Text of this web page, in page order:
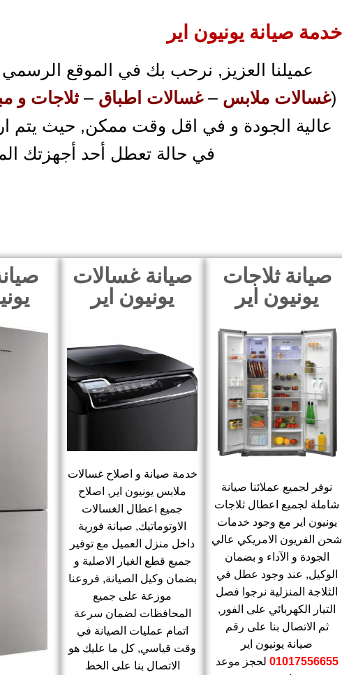
خدمة صيانة يونيون اير
عميلنا العزيز, نرحب بك في الموقع الرسمي
(غسالات ملابس –غسالات اطباق –ثلاجات و
في حالة تعطل أحد أجهزتك
صيانة ثلاجات
يونيون اير
نوفر لجميع عملائنا صيانة
شاملة لجميع اعطال ثلاجات
يونيون اير مع وجود خدمات
شحن الفريون الامريكي عالي
الجودة و الآداء و بضمان
الوكيل, عند وجود عطل في
الثلاجة المنزلية نرجوا فصل
التيار الكهربائي على الفور,
ثم الاتصال بنا على رقم
صيانة يونيون اير
01017556655 لحجز موعد
صيانة غسالات
يونيون اير
خدمة صيانة و اصلاح غسالات
ملابس يونيون اير, اصلاح
جميع اعطال الغسالات
الاوتوماتيك, صيانة فورية
داخل منزل العميل مع توفير
جميع قطع الغيار الاصلية و
بضمان وكيل الصيانة, فروعنا
موزعة على جميع
المحافظات لضمان سرعة
اتمام عمليات الصيانة في
وقت قياسي, كل ما عليك هو
الاتصال بنا على الخط